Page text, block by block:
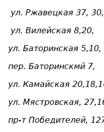
ул. Ржавецкая 37,
ул. Вилейская 8,20,
ул. Баторинская 5,10,
пер. Баторинскмй 7,
ул. Камайская
ул. Мястровская,
пр-т Победителей,